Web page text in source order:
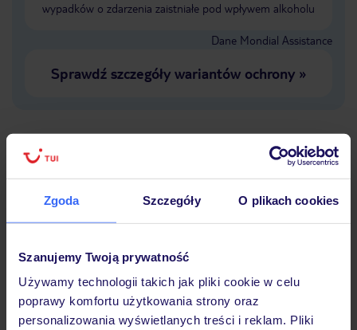
Zgoda Szczegóły O plikach cookies
Szanujemy Twoją prywatność
Używamy technologii takich jak pliki cookie w celu
poprawy komfortu użytkowania strony oraz
personalizowania wyświetlanych treści i reklam. Pliki
wypadków o zdarzenia zaistniałe pod wpływem alkoholu
Dane Mondial Assistance
Sprawdź szczegóły wariantów ochrony»
Lider niskich cen
Największe biuro
podróży w Polsce